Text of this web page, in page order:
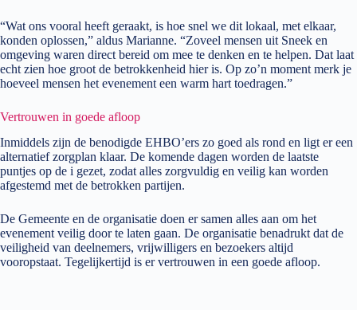
“Wat ons vooral heeft geraakt, is hoe snel we dit lokaal, met elkaar,
konden oplossen,” aldus Marianne. “Zoveel mensen uit Sneek en
omgeving waren direct bereid om mee te denken en te helpen. Dat laat
echt zien hoe groot de betrokkenheid hier is. Op zo’n moment merk je
hoeveel mensen het evenement een warm hart toedragen.”
Vertrouwen in goede afloop
Inmiddels zijn de benodigde EHBO’ers zo goed als rond en ligt er een
alternatief zorgplan klaar. De komende dagen worden de laatste
puntjes op de i gezet, zodat alles zorgvuldig en veilig kan worden
afgestemd met de betrokken partijen.
De Gemeente en de organisatie doen er samen alles aan om het
evenement veilig door te laten gaan. De organisatie benadrukt dat de
veiligheid van deelnemers, vrijwilligers en bezoekers altijd
vooropstaat. Tegelijkertijd is er vertrouwen in een goede afloop.